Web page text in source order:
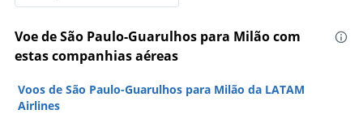
Voe de São Paulo-Guarulhos para Milão com
estas companhias aéreas
Voos de São Paulo-Guarulhos para Milão da LATAM
Airlines